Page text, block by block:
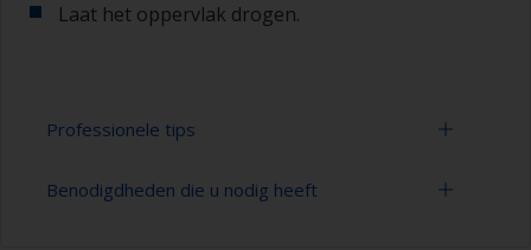
Laat het oppervlak drogen.
Professionele tips
U kunt zien of het oppervlak goed is ontvet door
Benodigdheden die u nodig heeft